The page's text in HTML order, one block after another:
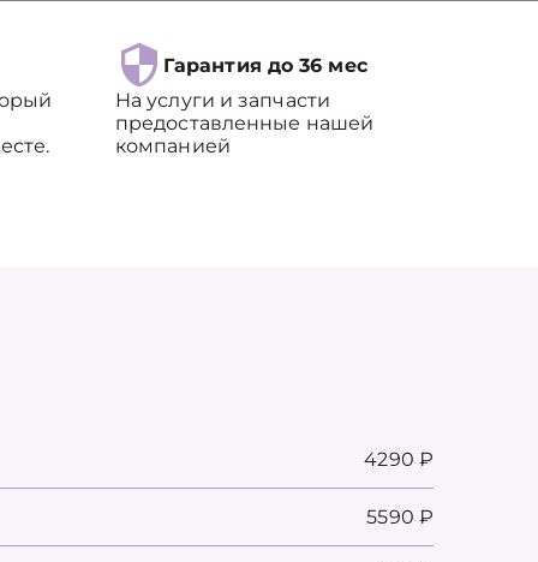
Гарантия до 36 мес
На услуги и запчасти
предоставленные нашей
компанией
4290 ₽
5590 ₽